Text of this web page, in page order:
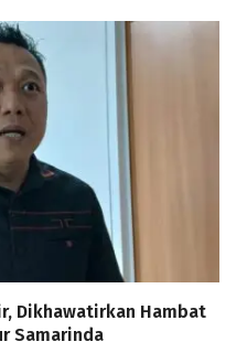
Dikhawatirkan Hambat
Samarinda